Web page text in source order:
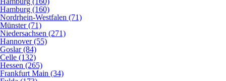
Hamburg (160)
Nordrhein-Westfalen (71)
Münster (71)
Niedersachsen (271)
Hannover (55)
Goslar (84)
Celle (132)
Hessen (265)
Frankfurt Main (34)